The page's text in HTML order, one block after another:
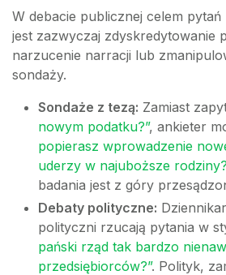
W debacie publicznej celem
jest zazwyczaj zdyskredytowanie
narzucenie narracji lub
sondaży.
Sondaże z tezą: Zamiast
nowym podatku?”, ankieter
popierasz wprowadzenie
uderzy w najuboższe
badania jest z góry
Debaty polityczne:
polityczni rzucają pytania w
pański rząd tak bardzo
przedsiębiorców?”. Polityk,